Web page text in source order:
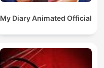
My Diary Animated Official